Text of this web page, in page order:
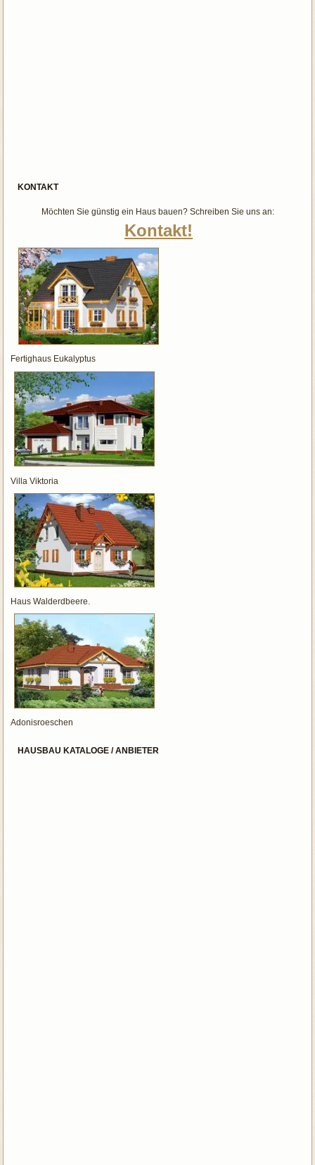
KONTAKT
Möchten Sie günstig ein Haus bauen? Schreiben Sie uns an:
Kontakt!
Fertighaus Eukalyptus
Villa Viktoria
Haus Walderdbeere.
Adonisroeschen
HAUSBAU KATALOGE / ANBIETER